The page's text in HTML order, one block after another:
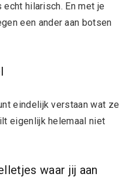
hilarisch. En met je
een ander aan botsen
eindelijk verstaan wat ze
eigenlijk helemaal niet
waar jij aan